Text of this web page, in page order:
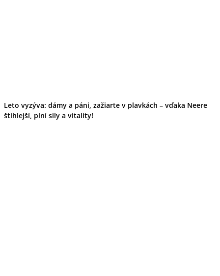
Leto vyzýva: dámy a páni, zažiarte v plavkách – vďaka Neere
štíhlejší, plní sily a vitality!